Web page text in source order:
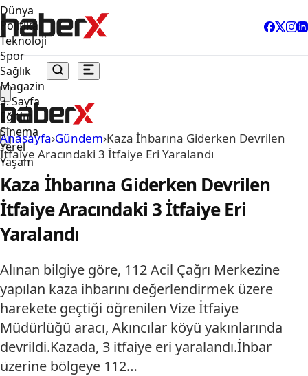
Dünya
Politika
Teknoloji
Spor
Sağlık
Magazin
3. Sayfa
Eğitim
Sinema
Yerel
Yaşam
Anasayfa›Gündem›Kaza İhbarına Giderken Devrilen
İtfaiye Aracındaki 3 İtfaiye Eri Yaralandı
Kaza İhbarına Giderken Devrilen
İtfaiye Aracındaki 3 İtfaiye Eri
Yaralandı
Alınan bilgiye göre, 112 Acil Çağrı Merkezine
yapılan kaza ihbarını değerlendirmek üzere
harekete geçtiği öğrenilen Vize İtfaiye
Müdürlüğü aracı, Akıncılar köyü yakınlarında
devrildi.Kazada, 3 itfaiye eri yaralandı.İhbar
üzerine bölgeye 112…